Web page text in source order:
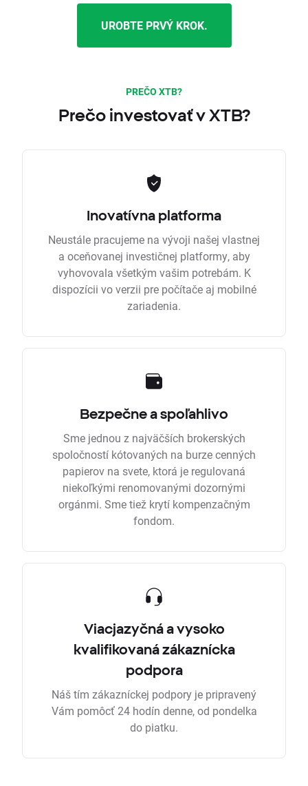
UROBTE PRVÝ KROK.
PREČO XTB?
Prečo investovať v XTB?
Inovatívna platforma
Neustále pracujeme na vývoji našej vlastnej
a oceňovanej investičnej platformy, aby
vyhovovala všetkým vašim potrebám. K
dispozícii vo verzii pre počítače aj mobilné
zariadenia.
Bezpečne a spoľahlivo
Sme jednou z najväčších brokerských
spoločností kótovaných na burze cenných
papierov na svete, ktorá je regulovaná
niekoľkými renomovanými dozornými
orgánmi. Sme tiež krytí kompenzačným
fondom.
Viacjazyčná a vysoko
kvalifikovaná zákaznícka
podpora
Náš tím zákazníckej podpory je pripravený
Vám pomôcť 24 hodín denne, od pondelka
do piatku.